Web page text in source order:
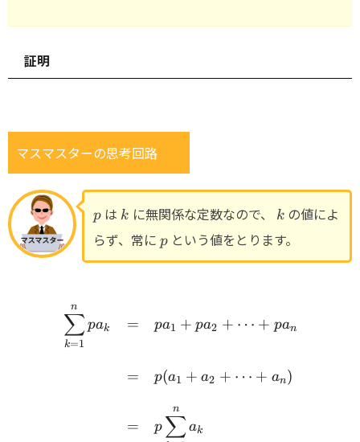
証明
マスマスターの思考回路
p
p は k
k に無関係な定数なので、 k
k の値によ
らず、常にp
p という値をとります。
k=1
∑
n
pak =
=
=
pa1 + pa2 + ⋯ + pan
p(a1 + a2 + ⋯ + an)
p ∑
n
ak